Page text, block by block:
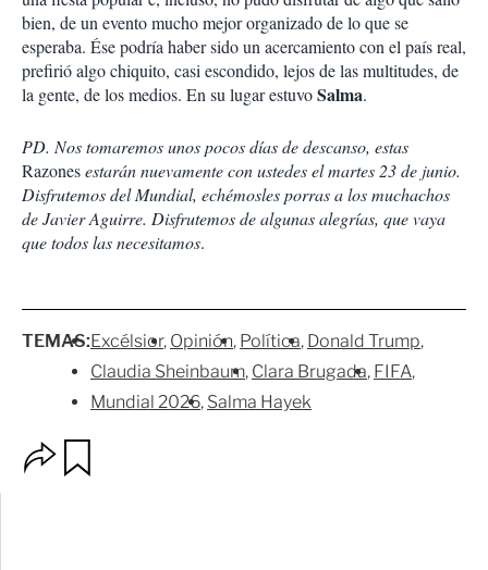
bien, de un evento mucho mejor organizado de lo que se
esperaba. Ése podría haber sido un acercamiento con el país real,
prefirió algo chiquito, casi escondido, lejos de las multitudes, de
la gente, de los medios. En su lugar estuvoSalma.
PD. Nos tomaremos unos pocos días de descanso, estas
Razonesestarán nuevamente con ustedes el martes 23 de junio.
Disfrutemos del Mundial, echémosles porras a los muchachos
de Javier Aguirre. Disfrutemos de algunas alegrías, que vaya
que todos las necesitamos.
TEMAS:Excélsior Opinión Política Donald Trump
Claudia Sheinbaum Clara Brugada FIFA
Mundial 2026 Salma Hayek
p